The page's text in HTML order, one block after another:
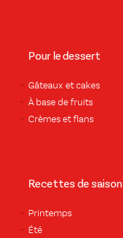
Pour le dessert
Gâteaux et cakes
À base de fruits
Crèmes et flans
Recettes de saison
Printemps
Été